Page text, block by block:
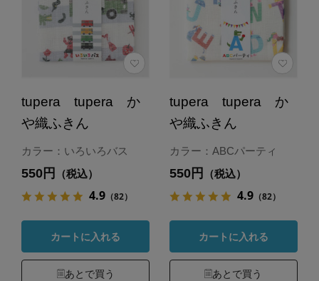
tupera tupera か
や織ふきん
カラー：いろいろバス
550円 （税込）
4.9（82）
カートに入れる
あとで買う
tupera tupera か
や織ふきん
カラー：ABCパーティ
550円 （税込）
4.9（82）
カートに入れる
あとで買う